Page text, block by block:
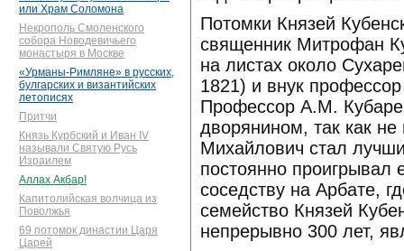
или Храм Соломона
Некрополь Смоленского
собора Новодевичьего
монастыря в Москве
«Урманы-Римляне» в русских,
булгарских и византийских
летописях
Притчи
Князь Курбский и Иван IV
называли Святую Русь
Израилем
Аллах Акбар!
Капитолийская волчица из
Поволжья
69 потомок династии Царя
Царей
Потомки Князей
священник Митрофан
на листах около
1821) и внук
Профессор А.М.
дворянином, так как
Михайлович стал
постоянно
соседству на Арбате,
семейство Князей
непрерывно 300 лет,